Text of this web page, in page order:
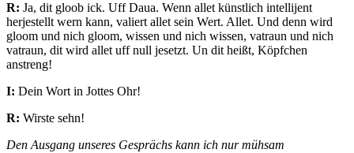
R: Ja, dit gloob ick. Uff Daua. Wenn allet künstlich intellijent
herjestellt wern kann, valiert allet sein Wert. Allet. Und denn wird
gloom und nich gloom, wissen und nich wissen, vatraun und nich
vatraun, dit wird allet uff null jesetzt. Un dit heißt, Köpfchen
anstreng!
I: Dein Wort in Jottes Ohr!
R: Wirste sehn!
Den Ausgang unseres Gesprächs kann ich nur mühsam